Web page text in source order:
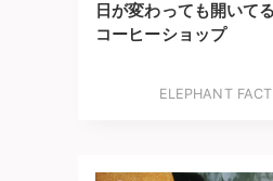
日が変わっても開いて
コーヒーショップ
ELEPHANT